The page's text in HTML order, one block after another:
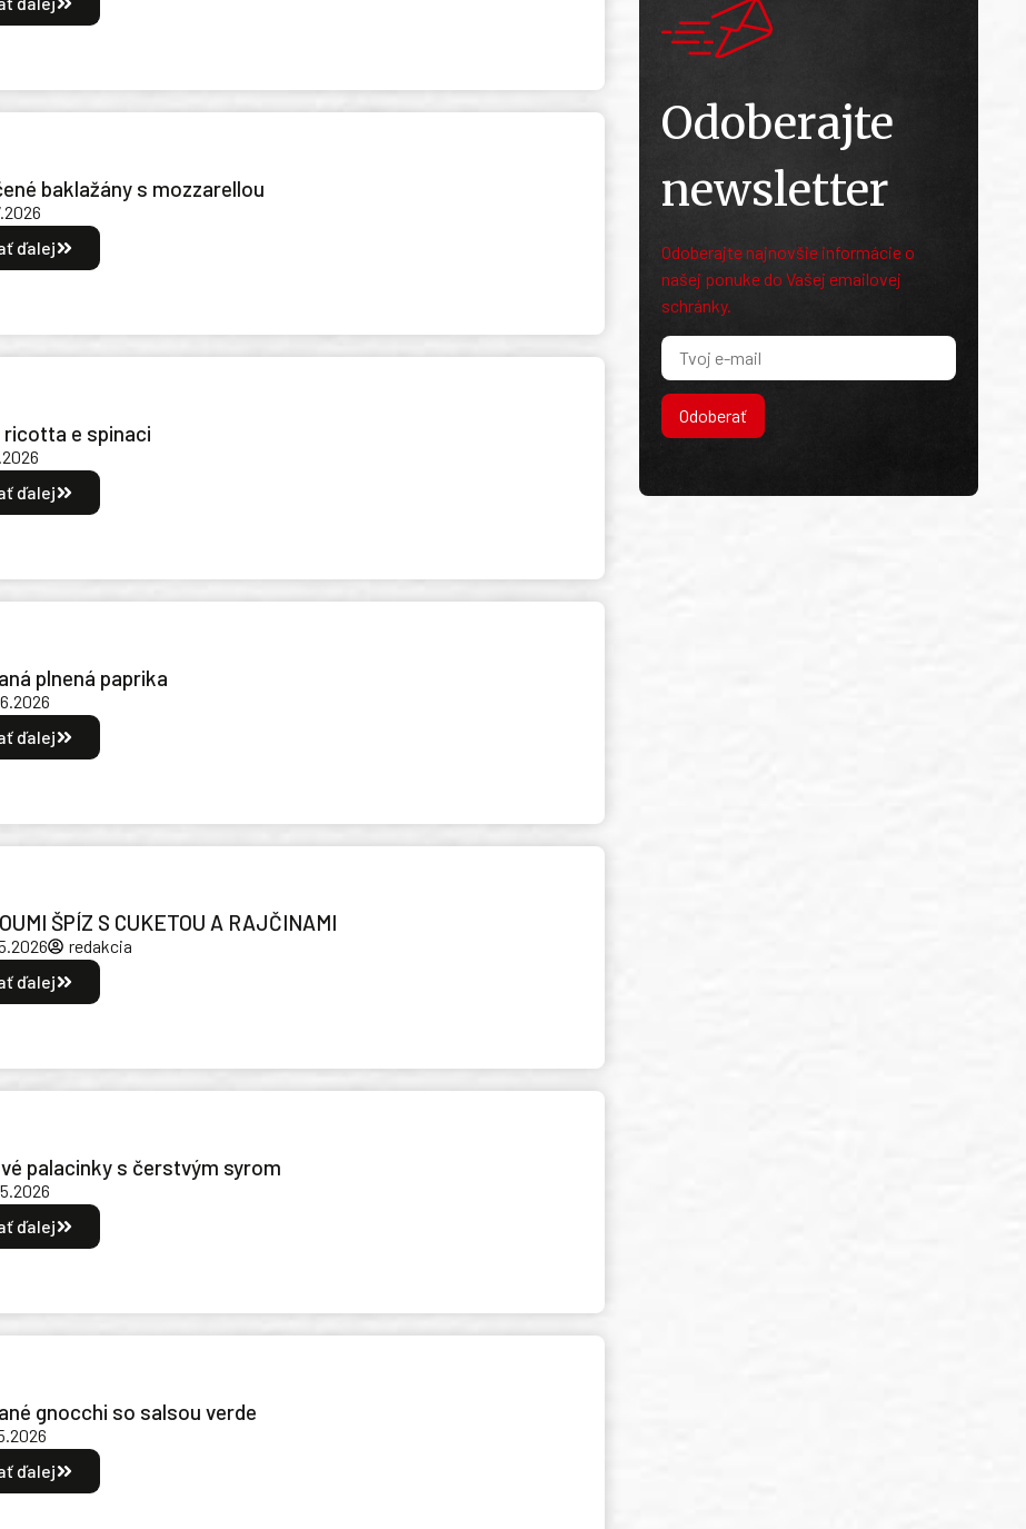
baklažány s mozzarellou
ďalej
ricotta e spinaci
ďalej
plnená paprika
ďalej
ŠPÍZ S CUKETOU A RAJČINAMI
redakcia
ďalej
palacinky s čerstvým syrom
ďalej
gnocchi so salsou verde
ďalej
Odoberajte
newsletter
Odoberajte najnovšie informácie o
našej ponuke do Vašej emailovej
schránky.
Odoberať